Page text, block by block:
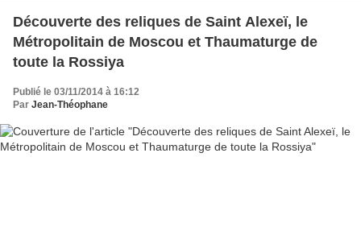
Découverte des reliques de Saint Alexeï, le
Métropolitain de Moscou et Thaumaturge de
toute la Rossiya
Publié le 03/11/2014 à 16:12
Par Jean-Théophane